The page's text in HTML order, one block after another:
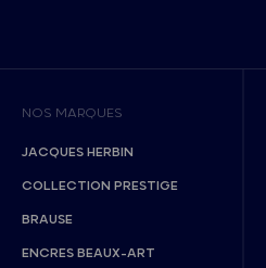
NOS MARQUES
JACQUES HERBIN
COLLECTION PRESTIGE
BRAUSE
ENCRES BEAUX-ART